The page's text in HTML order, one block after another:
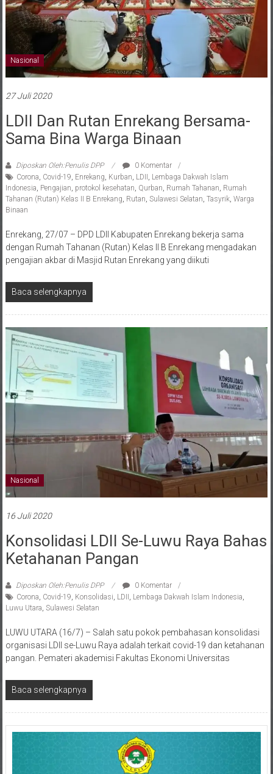
Nasional
Sama Bina Warga Binaan
Corona,Covid-19,Enrekang, Kurban ,LDII,Lembaga Dakwah Islam
Indonesia, Pengajian protokol kesehatan , Qurban,Rumah Tahanan,Rumah
Tahanan (Rutan) Kelas II B Enrekang,Rutan ,Sulawesi Selatan,Tasyrik ,Warga
Binaan
dengan Rumah Tahanan (Rutan) Kelas II B Enrekang mengadakan
pengajian akbar di Masjid Rutan Enrekang yang diikuti
Nasional
Ketahanan Pangan
Corona,Covid-19,Konsolidasi, LDII, Lembaga Dakwah Islam Indonesia
Luwu Utara ,Sulawesi Selatan
organisasi LDII se-Luwu Raya adalah terkait covid-19 dan ketahanan
pangan. Pemateri akademisi Fakultas Ekonomi Universitas